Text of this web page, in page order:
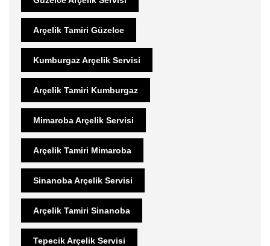
Arçelik Tamiri Güzelce
Kumburgaz Arçelik Servisi
Arçelik Tamiri Kumburgaz
Mimaroba Arçelik Servisi
Arçelik Tamiri Mimaroba
Sinanoba Arçelik Servisi
Arçelik Tamiri Sinanoba
Tepecik Arçelik Servisi